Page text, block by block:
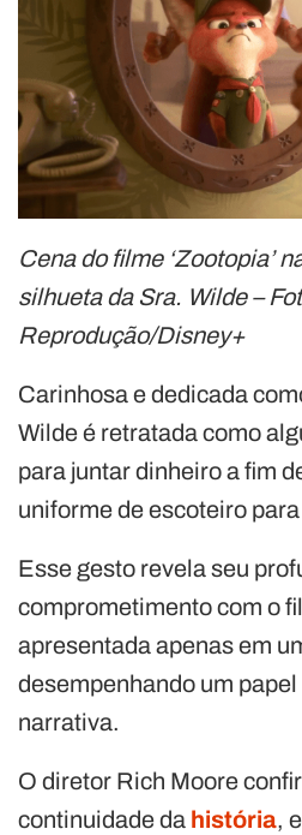
Cena do filme ‘Zootopia’
silhueta da Sra. Wilde –
Reprodução/Disney+
Carinhosa e dedicada
Wilde é retratada como
para juntar dinheiro a fim
uniforme de escoteiro
Esse gesto revela seu
comprometimento com o
apresentada apenas em
desempenhando um
narrativa.
O diretor Rich Moore
continuidade da história,